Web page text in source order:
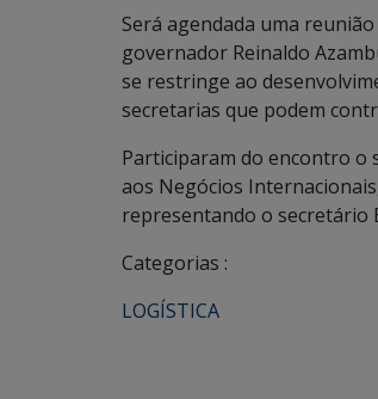
Será agendada uma
governador Reinaldo
se restringe ao
secretarias que podem
Participaram do encontro o
aos Negócios
representando o secretário
Categorias :
LOGÍSTICA